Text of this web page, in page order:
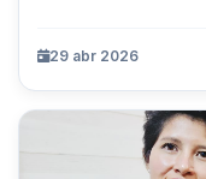
29 abr 2026